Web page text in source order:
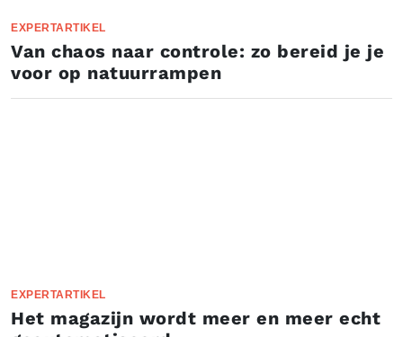
EXPERTARTIKEL
Van chaos naar controle: zo bereid je je
voor op natuurrampen
EXPERTARTIKEL
Het magazijn wordt meer en meer echt